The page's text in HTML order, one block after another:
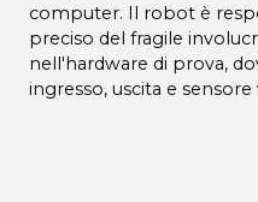
computer. Il robot è
preciso del fragile
nell'hardware di prova,
ingresso, uscita e